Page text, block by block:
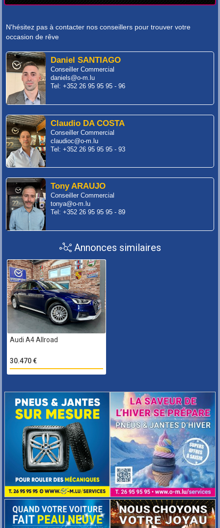
N'hésitez pas à contacter nos conseillers pour trouver votre
occasion de rêve
Daniel SANTIAGO
Conseiller Commercial
daniels@o-m.lu
Tel: +352 26 95 95 95 - 96
Claudio DA COSTA
Conseiller Commercial
claudioc@o-m.lu
Tel: +352 26 95 95 95 - 93
Tony ARAUJO
Conseiller Commercial
tonya@o-m.lu
Tel: +352 26 95 95 95 - 89
Annonces similaires
Audi A4 Allroad
30.470 €